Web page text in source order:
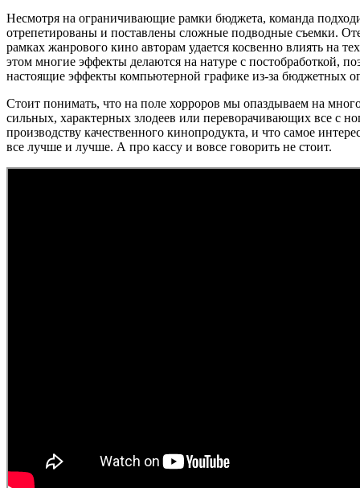
Несмотря на ограничивающие рамки бюджета, команда
отрепетированы и поставлены сложные подводные съемки.
рамках жанрового кино авторам удается косвенно влиять на
этом многие эффекты делаются на натуре с постобработкой,
настоящие эффекты компьютерной графике из-за бюджетных
Стоит понимать, что на поле хорроров мы опаздываем на
сильных, характерных злодеев или переворачивающих все с
производству качественного кинопродукта, и что самое
все лучше и лучше. А про кассу и вовсе говорить не стоит.